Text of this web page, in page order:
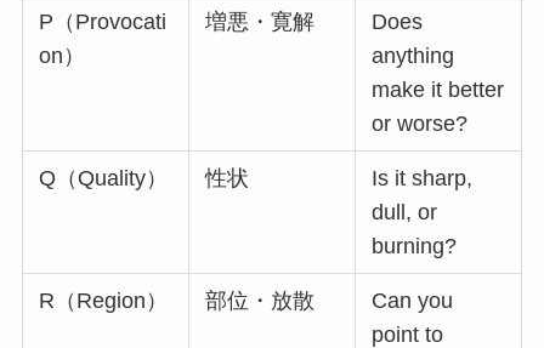
P（Provocati
on）
増悪・寛解
Does
anything
make it better
or worse?
Q（Quality） 性状
Is it sharp,
dull, or
burning?
R（Region） 部位・放散
Can you
point to